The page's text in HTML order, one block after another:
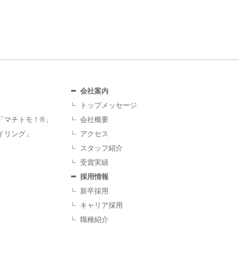
マチトモ！®」
ング」
会社案内
トップメッセージ
会社概要
アクセス
スタッフ紹介
受賞実績
採用情報
新卒採用
キャリア採用
職種紹介